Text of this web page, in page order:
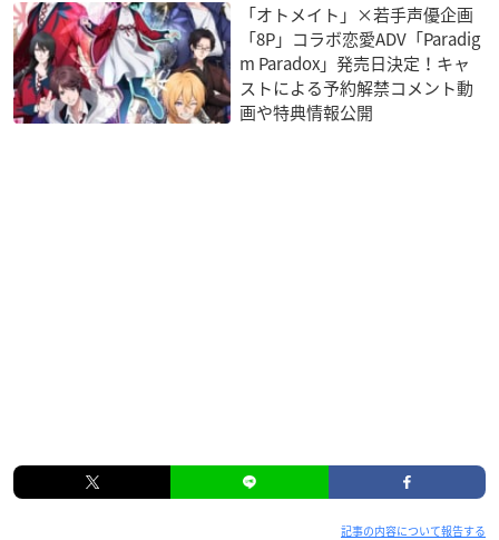
「オトメイト」×若手声優企画
「8P」コラボ恋愛ADV「Paradig
m Paradox」発売日決定！キャ
ストによる予約解禁コメント動
画や特典情報公開
記事の内容について報告する